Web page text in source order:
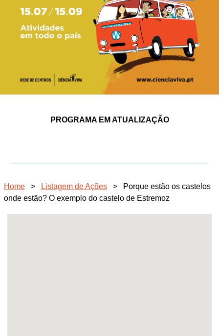
PROGRAMA EM ATUALIZAÇÃO
Home > Listagem de Ações >
Porque estão os castelos
onde estão? O exemplo do castelo de Estremoz